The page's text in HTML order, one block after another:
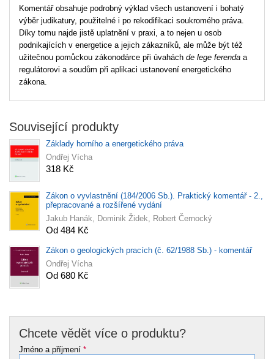
Komentář obsahuje podrobný výklad všech ustanovení i bohatý
výběr judikatury, použitelné i po rekodifikaci soukromého práva.
Díky tomu najde jistě uplatnění v praxi, a to nejen u osob
podnikajících v energetice a jejich zákazníků, ale může být též
užitečnou pomůckou zákonodárce při úvahách de lege ferenda a
regulátorovi a soudům při aplikaci ustanovení energetického
zákona.
Související produkty
Základy horního a energetického práva
Ondřej Vícha
318 Kč
Zákon o vyvlastnění (184/2006 Sb.). Praktický komentář - 2.,
přepracované a rozšířené vydání
Jakub Hanák, Dominik Židek, Robert Černocký
Od 484 Kč
Zákon o geologických pracích (č. 62/1988 Sb.) - komentář
Ondřej Vícha
Od 680 Kč
Chcete vědět více o produktu?
Jméno a příjmení *